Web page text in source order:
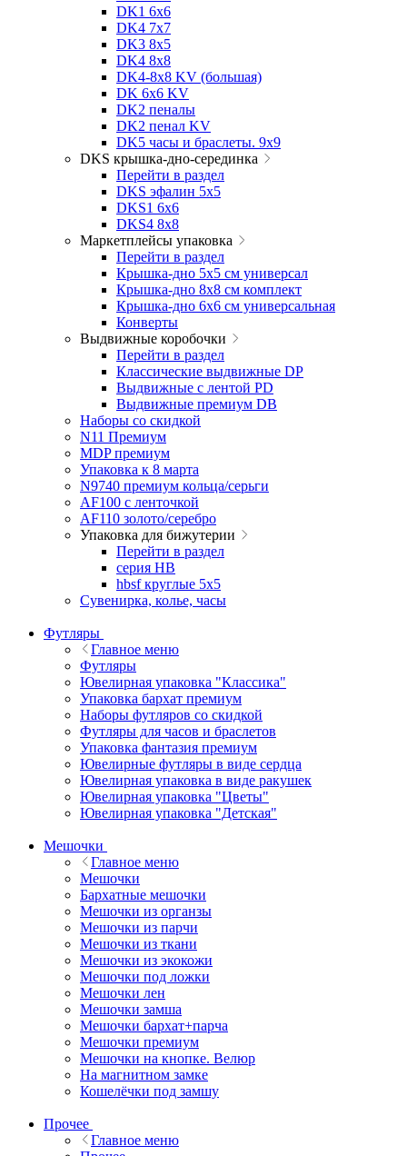
DK1 6x6
DK4 7х7
DK3 8x5
DK4 8x8
DK4-8x8 KV (большая)
DK 6х6 KV
DK2 пеналы
DK2 пенал KV
DK5 часы и браслеты. 9x9
DKS крышка-дно-серединка
Перейти в раздел
DKS эфалин 5x5
DKS1 6x6
DKS4 8x8
Маркетплейсы упаковка
Перейти в раздел
Крышка-дно 5x5 см универсал
Крышка-дно 8x8 см комплект
Крышка-дно 6x6 см универсальная
Конверты
Выдвижные коробочки
Перейти в раздел
Классические выдвижные DP
Выдвижные с лентой PD
Выдвижные премиум DB
Наборы со скидкой
N11 Премиум
MDP премиум
Упаковка к 8 марта
N9740 премиум кольца/серьги
AF100 с ленточкой
AF110 золото/серебро
Упаковка для бижутерии
Перейти в раздел
серия HB
hbsf круглые 5x5
Сувенирка, колье, часы
Футляры
Главное меню
Футляры
Ювелирная упаковка "Классика"
Упаковка бархат премиум
Наборы футляров со скидкой
Футляры для часов и браслетов
Упаковка фантазия премиум
Ювелирные футляры в виде сердца
Ювелирная упаковка в виде ракушек
Ювелирная упаковка "Цветы"
Ювелирная упаковка "Детская"
Мешочки
Главное меню
Мешочки
Бархатные мешочки
Мешочки из органзы
Мешочки из парчи
Мешочки из ткани
Мешочки из экокожи
Мешочки под ложки
Мешочки лен
Мешочки замша
Мешочки бархат+парча
Мешочки премиум
Мешочки на кнопке. Велюр
На магнитном замке
Кошелёчки под замшу
Прочее
Главное меню